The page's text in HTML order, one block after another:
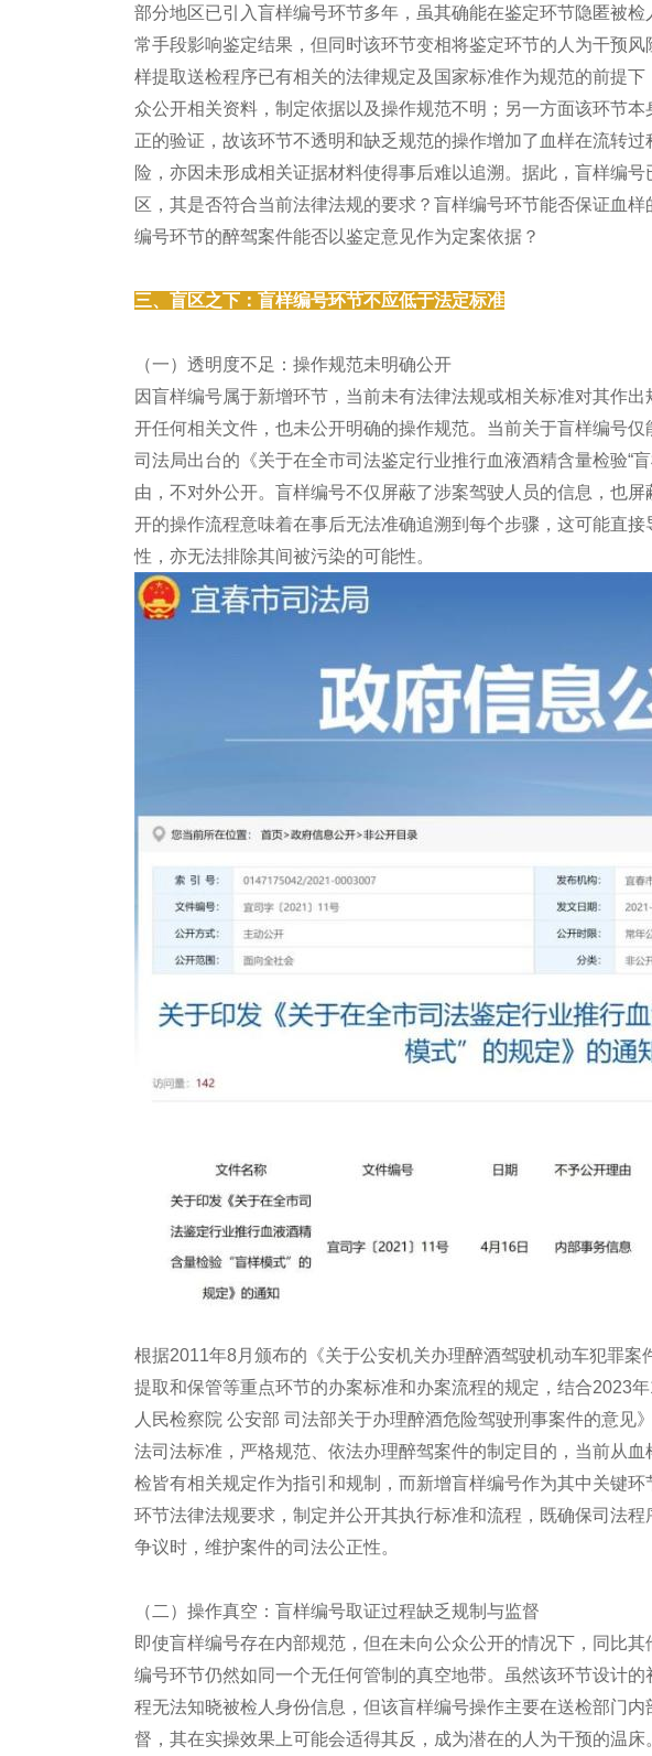
部分地区已引入盲样编号环节多年，虽其确能在鉴定环节隐匿被
常手段影响鉴定结果，但同时该环节变相将鉴定环节的人为干预
样提取送检程序已有相关的法律规定及国家标准作为规范的前提
众公开相关资料，制定依据以及操作规范不明；另一方面该环节
正的验证，故该环节不透明和缺乏规范的操作增加了血样在流转
险，亦因未形成相关证据材料使得事后难以追溯。据此，盲样编
区，其是否符合当前法律法规的要求？盲样编号环节能否保证血
编号环节的醉驾案件能否以鉴定意见作为定案依据？
三、盲区之下：盲样编号环节不应低于法定标准
（一）透明度不足：操作规范未明确公开
因盲样编号属于新增环节，当前未有法律法规或相关标准对其作
开任何相关文件，也未公开明确的操作规范。当前关于盲样编号
司法局出台的《关于在全市司法鉴定行业推行血液酒精含量检验“
由，不对外公开。盲样编号不仅屏蔽了涉案驾驶人员的信息，也
开的操作流程意味着在事后无法准确追溯到每个步骤，这可能直
性，亦无法排除其间被污染的可能性。
根据2011年8月颁布的《关于公安机关办理醉酒驾驶机动车犯罪
提取和保管等重点环节的办案标准和办案流程的规定，结合2023
人民检察院 公安部 司法部关于办理醉酒危险驾驶刑事案件的意见
法司法标准，严格规范、依法办理醉驾案件的制定目的，当前从
检皆有相关规定作为指引和规制，而新增盲样编号作为其中关键
环节法律法规要求，制定并公开其执行标准和流程，既确保司法
争议时，维护案件的司法公正性。
（二）操作真空：盲样编号取证过程缺乏规制与监督
即使盲样编号存在内部规范，但在未向公众公开的情况下，同比
编号环节仍然如同一个无任何管制的真空地带。虽然该环节设计
程无法知晓被检人身份信息，但该盲样编号操作主要在送检部门
督，其在实操效果上可能会适得其反，成为潜在的人为干预的温床